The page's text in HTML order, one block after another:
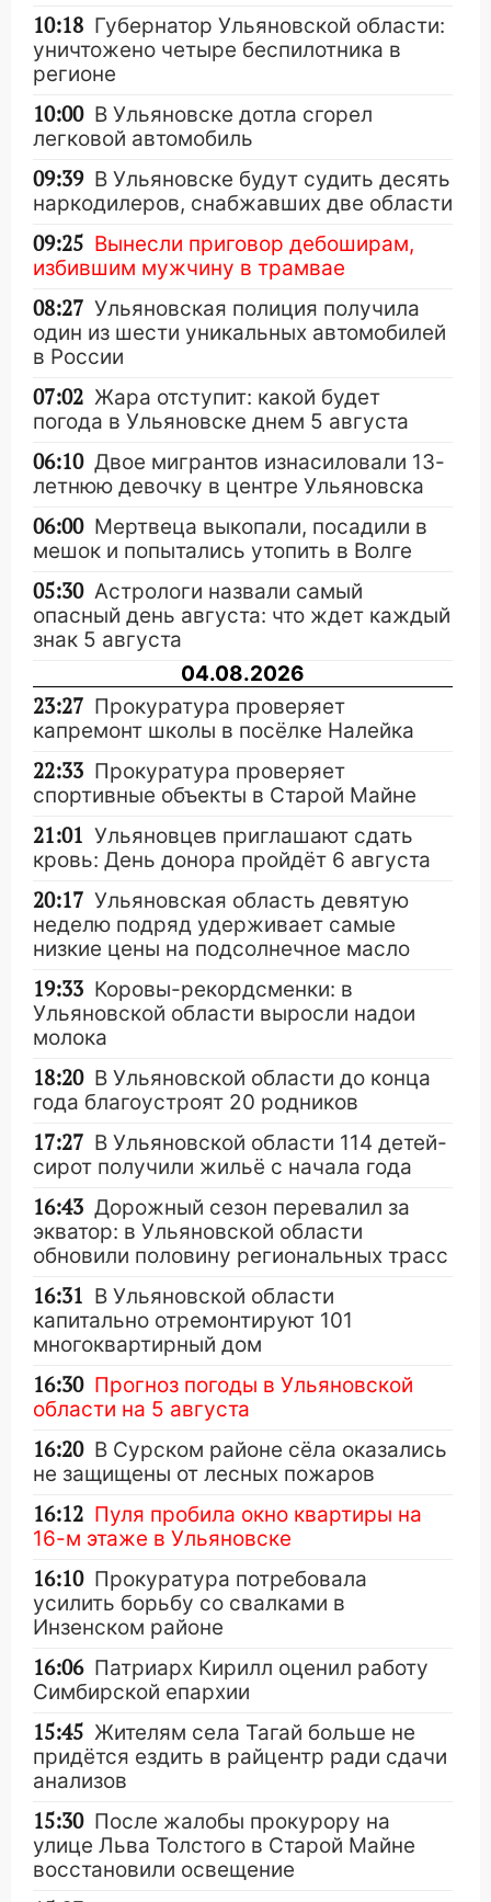
10:18 Губернатор Ульяновской области:
уничтожено четыре беспилотника в
регионе
10:00 В Ульяновске дотла сгорел
легковой автомобиль
09:39 В Ульяновске будут судить десять
наркодилеров, снабжавших две области
09:25 Вынесли приговор дебоширам,
избившим мужчину в трамвае
08:27 Ульяновская полиция получила
один из шести уникальных автомобилей
в России
07:02 Жара отступит: какой будет
погода в Ульяновске днем 5 августа
06:10 Двое мигрантов изнасиловали 13-
летнюю девочку в центре Ульяновска
06:00 Мертвеца выкопали, посадили в
мешок и попытались утопить в Волге
05:30 Астрологи назвали самый
опасный день августа: что ждет каждый
знак 5 августа
04.08.2026
23:27 Прокуратура проверяет
капремонт школы в посёлке Налейка
22:33 Прокуратура проверяет
спортивные объекты в Старой Майне
21:01 Ульяновцев приглашают сдать
кровь: День донора пройдёт 6 августа
20:17 Ульяновская область девятую
неделю подряд удерживает самые
низкие цены на подсолнечное масло
19:33 Коровы-рекордсменки: в
Ульяновской области выросли надои
молока
18:20 В Ульяновской области до конца
года благоустроят 20 родников
17:27 В Ульяновской области 114 детей-
сирот получили жильё с начала года
16:43 Дорожный сезон перевалил за
экватор: в Ульяновской области
обновили половину региональных трасс
16:31 В Ульяновской области
капитально отремонтируют 101
многоквартирный дом
16:30 Прогноз погоды в Ульяновской
области на 5 августа
16:20 В Сурском районе сёла оказались
не защищены от лесных пожаров
16:12 Пуля пробила окно квартиры на
16-м этаже в Ульяновске
16:10 Прокуратура потребовала
усилить борьбу со свалками в
Инзенском районе
16:06 Патриарх Кирилл оценил работу
Симбирской епархии
15:45 Жителям села Тагай больше не
придётся ездить в райцентр ради сдачи
анализов
15:30 После жалобы прокурору на
улице Льва Толстого в Старой Майне
восстановили освещение